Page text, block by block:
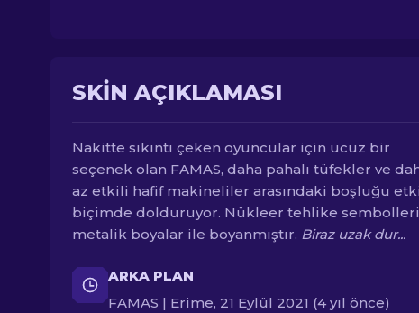
SKIN AÇIKLAMASI
Nakitte sıkıntı çeken oyuncular için ucuz bir
seçenek olan FAMAS, daha pahalı tüfekler ve
az etkili hafif makineliler arasındaki boşluğu
biçimde dolduruyor. Nükleer tehlike sembolleri
metalik boyalar ile boyanmıştır. Biraz uzak dur...
ARKA PLAN
FAMAS | Erime, 21 Eylül 2021 (4 yıl önce)